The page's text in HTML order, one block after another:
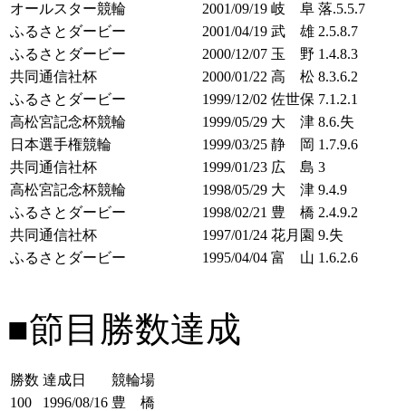
オールスター競輪
2001/09/19 岐 阜 落.5.5.7
ふるさとダービー
2001/04/19 武 雄 2.5.8.7
ふるさとダービー
2000/12/07 玉 野 1.4.8.3
共同通信社杯
2000/01/22 高 松 8.3.6.2
ふるさとダービー
1999/12/02 佐世保 7.1.2.1
高松宮記念杯競輪
1999/05/29 大 津 8.6.失
日本選手権競輪
1999/03/25 静 岡 1.7.9.6
共同通信社杯
1999/01/23 広 島 3
高松宮記念杯競輪
1998/05/29 大 津 9.4.9
ふるさとダービー
1998/02/21 豊 橋 2.4.9.2
共同通信社杯
1997/01/24 花月園 9.失
ふるさとダービー
1995/04/04 富 山 1.6.2.6
■節目勝数達成
勝数 達成日
競輪場
100
1996/08/16 豊 橋